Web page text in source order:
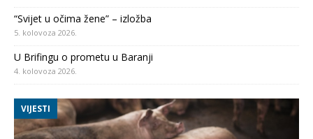
“Svijet u očima žene” – izložba
5. kolovoza 2026.
U Brifingu o prometu u Baranji
4. kolovoza 2026.
VIJESTI